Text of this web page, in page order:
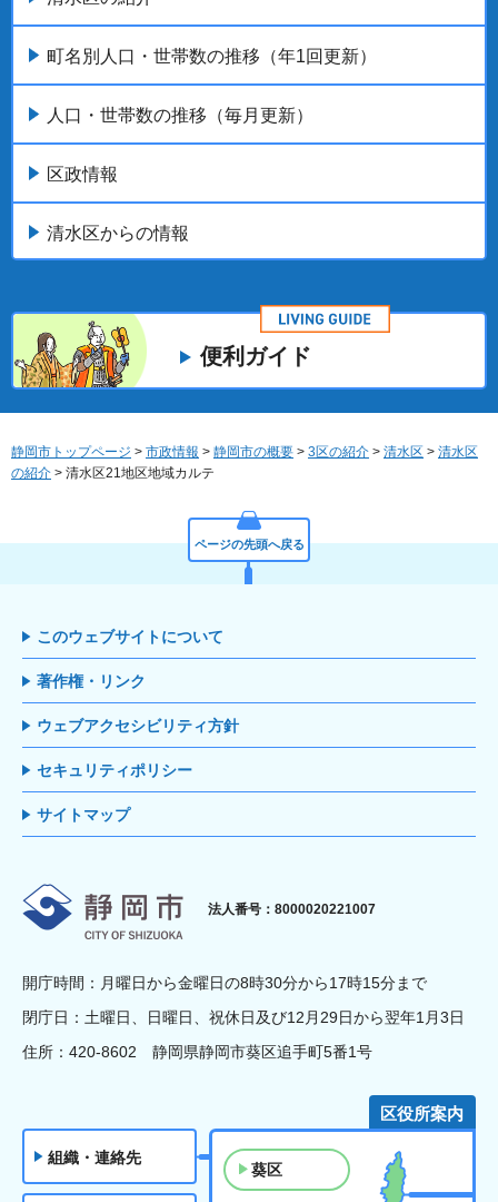
町名別人口・世帯数の推移（年1回更新）
人口・世帯数の推移（毎月更新）
区政情報
清水区からの情報
便利ガイド
静岡市トップページ > 市政情報 > 静岡市の概要 > 3区の紹介 > 清水区 > 清水区
の紹介 > 清水区21地区地域カルテ
ページの先頭へ戻る
このウェブサイトについて
著作権・リンク
ウェブアクセシビリティ方針
セキュリティポリシー
サイトマップ
静岡市
法人番号：8000020221007
開庁時間：月曜日から金曜日の8時30分から17時15分まで
閉庁日：土曜日、日曜日、祝休日及び12月29日から翌年1月3日
住所：420-8602 静岡県静岡市葵区追手町5番1号
組織・連絡先
区役所案内
葵区